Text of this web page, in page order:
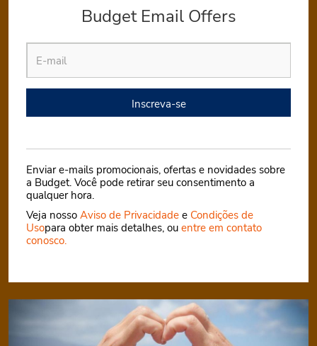
Budget Email Offers
Inscreva-se
Enviar e-mails promocionais, ofertas e novidades sobre
a Budget. Você pode retirar seu consentimento a
qualquer hora.
Veja nosso Aviso de Privacidade e Condições de
Usopara obter mais detalhes, ou entre em contato
conosco.